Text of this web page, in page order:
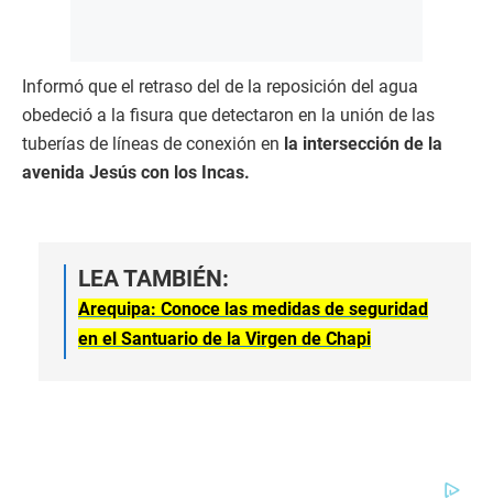
Informó que el retraso del de la reposición del agua
obedeció a la fisura que detectaron en la unión de las
tuberías de líneas de conexión en la intersección de la
avenida Jesús con los Incas.
LEA TAMBIÉN:
Arequipa: Conoce las medidas de seguridad
en el Santuario de la Virgen de Chapi